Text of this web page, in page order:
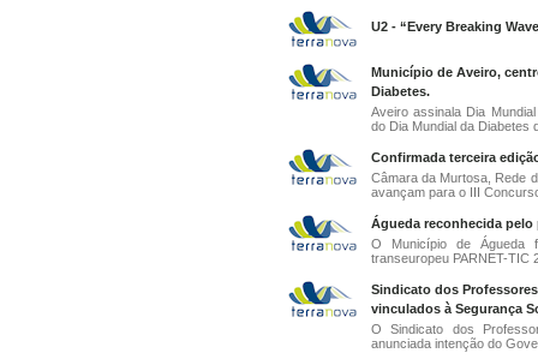
U2 - “Every Breaking
Município de Aveiro,
Diabetes.
Aveiro assinala Dia
do Dia Mundial da Diabetes
Confirmada terceira
Câmara da Murtosa, Rede
avançam para o III
Águeda reconhecida
O Município de Águeda
transeuropeu PARNET-TIC
Sindicato dos
vinculados à Segurança
O Sindicato dos
anunciada intenção do